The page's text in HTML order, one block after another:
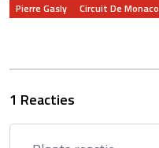
Pierre Gasly Circuit De Monaco
1 Reacties